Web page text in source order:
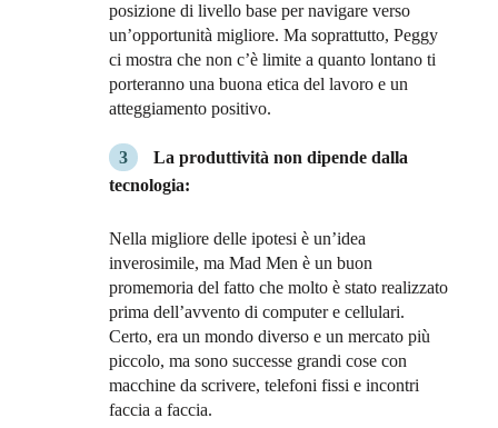
posizione di livello base per navigare verso
un’opportunità migliore. Ma soprattutto, Peggy
ci mostra che non c’è limite a quanto lontano ti
porteranno una buona etica del lavoro e un
atteggiamento positivo.
La produttività non dipende dalla
tecnologia:
Nella migliore delle ipotesi è un’idea
inverosimile, ma Mad Men è un buon
promemoria del fatto che molto è stato realizzato
prima dell’avvento di computer e cellulari.
Certo, era un mondo diverso e un mercato più
piccolo, ma sono successe grandi cose con
macchine da scrivere, telefoni fissi e incontri
faccia a faccia.